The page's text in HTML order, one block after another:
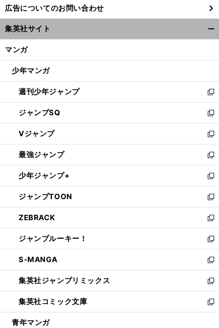
い
ウ
ィ
ン
ウ
開
く
広告についてのお問い合わせ
集英社サイト
マンガ
少年マンガ
週刊少年ジャンプ
新
し
い
ウ
ィ
ン
ド
ウ
で
開
く
ジャンプSQ
新
し
い
ウ
ィ
ン
ド
ウ
で
開
く
Vジャンプ
新
し
い
ウ
ィ
ン
ド
ウ
で
開
く
最強ジャンプ
新
し
い
ウ
ィ
ン
ド
ウ
で
開
く
少年ジャンプ+
新
し
い
ウ
ィ
ン
ド
ウ
で
開
く
ジャンプTOON
新
し
い
ウ
ィ
ン
ド
ウ
で
開
く
ZEBRACK
新
し
い
ウ
ィ
ン
ド
ウ
で
開
ジャンプルーキー！
新
し
い
ウ
ィ
ン
ド
ウ
S-MANGA
新
し
い
ウ
ィ
ン
集英社ジャンプリミックス
新
し
い
ウ
集英社コミック文庫
新
し
青年マンガ